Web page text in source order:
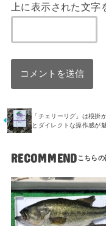
上に表示された文字
「チェリーリグ」は根掛
とダイレクトな操作感が魅
RECOMMEND